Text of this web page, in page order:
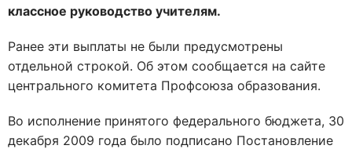
классное руководство учителям.
Ранее эти выплаты не были предусмотрены
отдельной строкой. Об этом сообщается на сайте
центрального комитета Профсоюза образования.
Во исполнение принятого федерального бюджета, 30
декабря 2009 года было подписано Постановление